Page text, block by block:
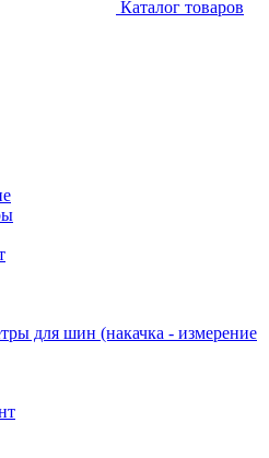
Каталог товаров
для шин (накачка - измерение